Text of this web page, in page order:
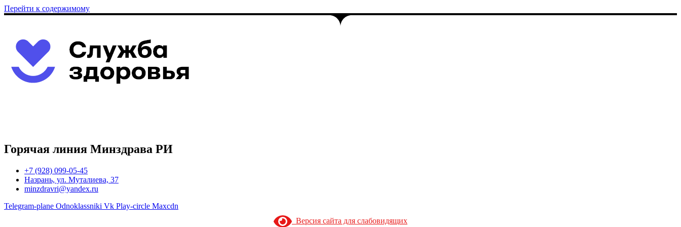
Перейти к содержимому
Горячая линия Минздрава РИ
+7 (928) 099-05-45
Назрань, ул. Муталиева, 37
minzdravri@yandex.ru
Telegram-plane Odnoklassniki Vk Play-circle Maxcdn
Версия сайта для слабовидящих